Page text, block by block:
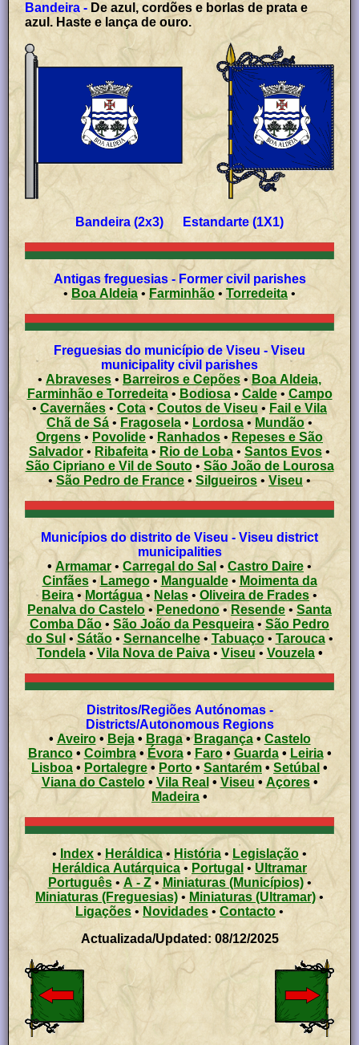
Bandeira - De azul, cordões e borlas de prata e
azul. Haste e lança de ouro.
Bandeira (2x3) Estandarte (1X1)
Antigas freguesias - Former civil parishes
•
Boa Aldeia • Farminhão • Torredeita •
Freguesias do município de Viseu - Viseu
municipality civil parishes
• Abraveses• Barreiros e Cepões • Boa Aldeia,
Farminhão e Torredeita• Bodiosa• Calde• Campo
• Cavernães • Cota • Coutos de Viseu • Fail e Vila
Chã de Sá • Fragosela • Lordosa • Mundão•
Orgens • Povolide• Ranhados • Repeses e São
Salvador • Ribafeita • Rio de Loba • Santos Evos •
São Cipriano e Vil de Souto• São João de Lourosa
•São Pedro de France•Silgueiros • Viseu•
Municípios do distrito de Viseu - Viseu district
municipalities
• Armamar • Carregal do Sal • Castro Daire •
Cinfães•Lamego• Mangualde• Moimenta da
Beira •Mortágua • Nelas • Oliveira de Frades •
Penalva do Castelo • Penedono• Resende • Santa
Comba Dão • São João da Pesqueira • São Pedro
do Sul • Sátão• Sernancelhe• Tabuaço• Tarouca•
Tondela• Vila Nova de Paiva• Viseu • Vouzela •
Distritos/Regiões Autónomas -
Districts/Autonomous Regions
• Aveiro• Beja• Braga•Bragança• Castelo
Branco• Coimbra• Évora• Faro• Guarda• Leiria•
Lisboa • Portalegre• Porto • Santarém • Setúbal •
Viana do Castelo• Vila Real • Viseu •Açores •
Madeira •
• Index • Heráldica• História • Legislação •
Heráldica Autárquica• Portugal • Ultramar
Português• A - Z• Miniaturas (Municípios)•
Miniaturas (Freguesias)• Miniaturas (Ultramar)•
Ligações•Novidades •Contacto •
Actualizada/Updated: 08/12/2025